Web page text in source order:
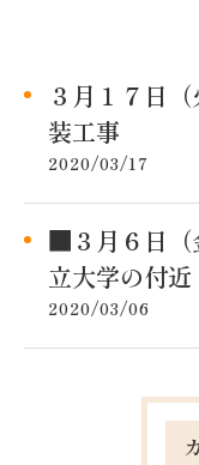
３月１７日
装工事
2020/03/17
■３月６日（
立大学の付近
2020/03/06